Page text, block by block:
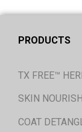
PRODUCTS
TX FREE™
SKIN
COAT